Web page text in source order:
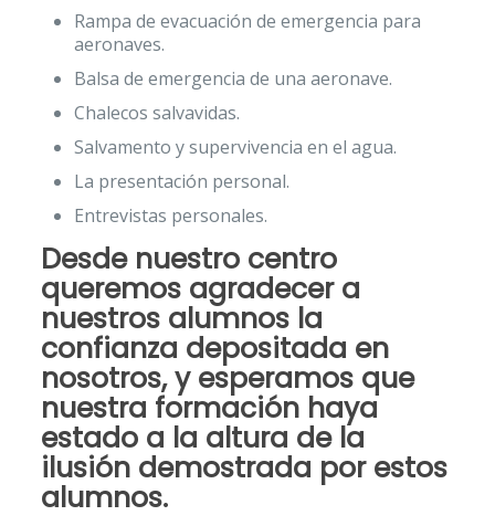
Rampa de evacuación de emergencia para
aeronaves.
Balsa de emergencia de una aeronave.
Chalecos salvavidas.
Salvamento y supervivencia en el agua.
La presentación personal.
Entrevistas personales.
Desde nuestro centro
queremos agradecer a
nuestros alumnos la
confianza depositada en
nosotros, y esperamos que
nuestra formaciónhaya
estado a la altura de la
ilusión demostrada por estos
alumnos.